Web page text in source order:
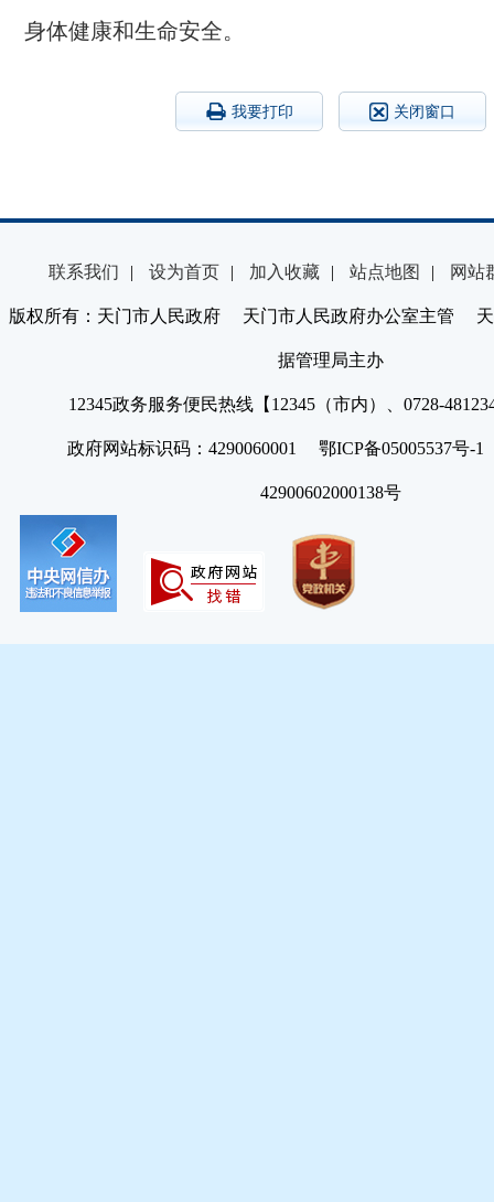
身体健康和生命安全。
我要打印 关闭窗口
联系我们 | 设为首页 | 加入收藏 | 站点地图 | 网站
版权所有：天门市人民政府 天门市人民政府办公室主管 天
据管理局主办
12345政务服务便民热线【12345（市内）、0728-
政府网站标识码：4290060001 鄂ICP备05005537号
42900602000138号